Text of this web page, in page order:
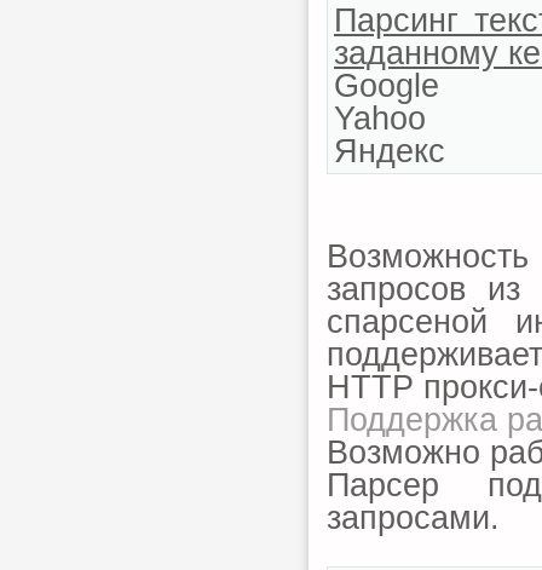
Парсинг
заданному
Google
Yahoo
Яндекс
запросов
спарсеной
HTTP
Поддержка
Возможно
Парсер
запросами.